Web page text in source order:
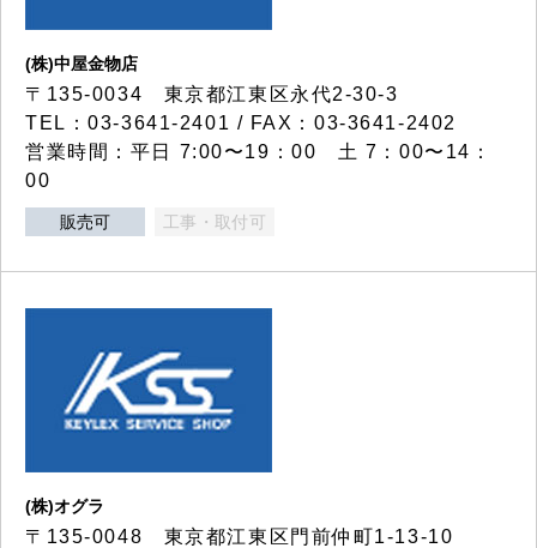
(株)中屋金物店
〒135-0034 東京都江東区永代2-30-3
TEL：03-3641-2401 / FAX：03-3641-2402
営業時間：平日 7:00〜19：00 土 7：00〜14：
00
販売可 工事・取付可
(株)オグラ
〒135-0048 東京都江東区門前仲町1-13-10